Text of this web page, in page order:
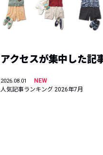
アクセスが集中した記
2026.08.01
NEW
人気記事ランキング 2026年7月